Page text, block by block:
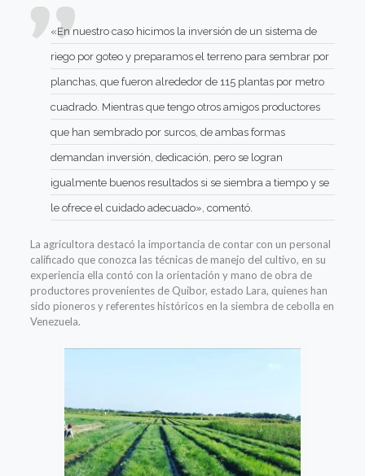
«En nuestro caso hicimos la inversión de un sistema de
riego por goteo y preparamos el terreno para sembrar por
planchas, que fueron alrededor de 115 plantas por metro
cuadrado. Mientras que tengo otros amigos productores
que han sembrado por surcos, de ambas formas
demandan inversión, dedicación, pero se logran
igualmente buenos resultados si se siembra a tiempo y se
le ofrece el cuidado adecuado», comentó.
La agricultora destacó la importancia de contar con un personal
calificado que conozca las técnicas de manejo del cultivo, en su
experiencia ella contó con la orientación y mano de obra de
productores provenientes de Quibor, estado Lara, quienes han
sido pioneros y referentes históricos en la siembra de cebolla en
Venezuela.